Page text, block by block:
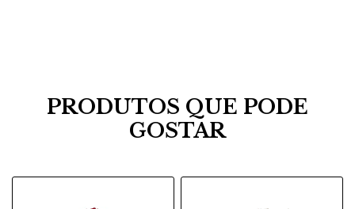
PRODUTOS QUE PODE
GOSTAR